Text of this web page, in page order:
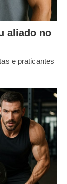
aliado no
e praticantes